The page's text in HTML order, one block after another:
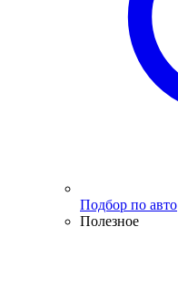
Подбор по авто
Полезное